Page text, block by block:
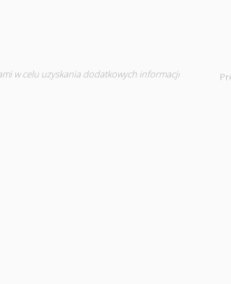
w celu uzyskania dodatkowych informacji